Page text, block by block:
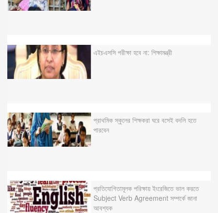
এইচএসসি পরীক্ষা হবে না: শিক্ষামন্ত্রী
প্রাথমিক স্কুলের শিক্ষকরা ঘরে বসেই বদলি হতে
পারবেন
প্রতিযোগিতামূলক পরিক্ষায় ইংরেজিতে ভাল করতে
Subject Verb Agreement সম্পর্কে জানা
আবশ্যক